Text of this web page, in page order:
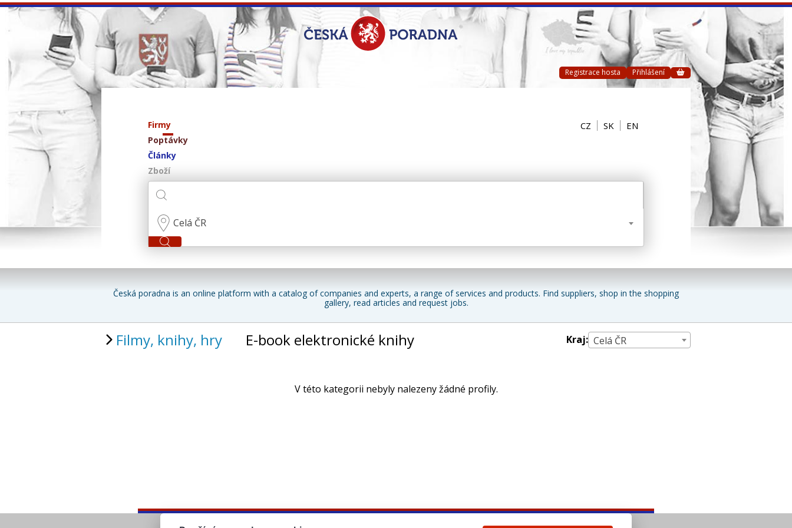
Registrace hosta Přihlášení
Firmy
Poptávky
Články
Zboží
CZ SK EN
Celá ČR
Česká poradna is an online platform with a catalog of companies and experts, a range of services and products. Find suppliers, shop in the shopping
gallery, read articles and request jobs.
Filmy, knihy, hry E-book elektronické knihy Kraj: Celá ČR
V této kategorii nebyly nalezeny žádné profily.